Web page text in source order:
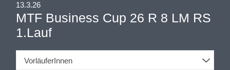
13.3.26
MTF Business Cup 26 R 8 LM RS
1.Lauf